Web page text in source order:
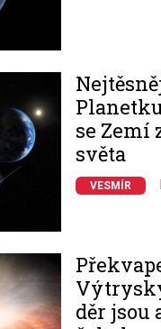
se Zemí
světa
VESMÍR
děr jsou